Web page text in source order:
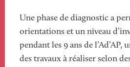
Une phase de diagnostic a
orientations et un niveau
pendant les 9 ans de
des travaux à réaliser selon